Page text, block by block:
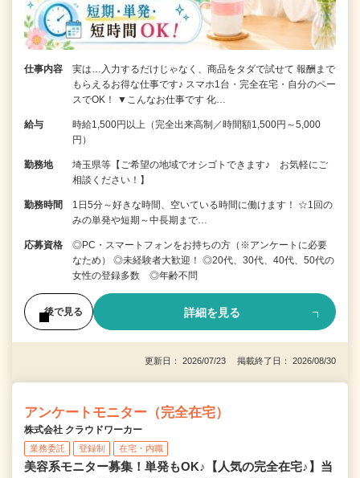
仕事内容
実は…入力するだけじゃなく、商品をタダで試せて 報酬まで
もらえるお得な仕事です♪ スマホ1台・完全在宅・自分のペー
スでOK！ ▼こんなお仕事です 化…
給与
時給1,500円以上（完全出来高制／時間額1,500円～5,000
円）
勤務地
埼玉県等【ご希望の地域でオシゴトできます♪ お気軽にご
相談ください！】
勤務時間
1日5分～好きな時間、空いている時間に働けます！ ☆1回の
みの単発や短期～中長期まで…
応募資格
◎PC・スマートフォンをお持ちの方（※アンケートに必要
なため） ◎未経験者大歓迎！ ◎20代、30代、40代、50代の
女性の登録多数 ◎年齢不問
後で見る 詳細を見る
更新日： 2026/07/23 掲載終了日： 2026/08/30
アンケートモニター（完全在宅）
株式会社 クラウドワーカー
業務委託 登録制 在宅・内職
美容系モニター募集！単発もOK♪【人気の完全在宅♪】当